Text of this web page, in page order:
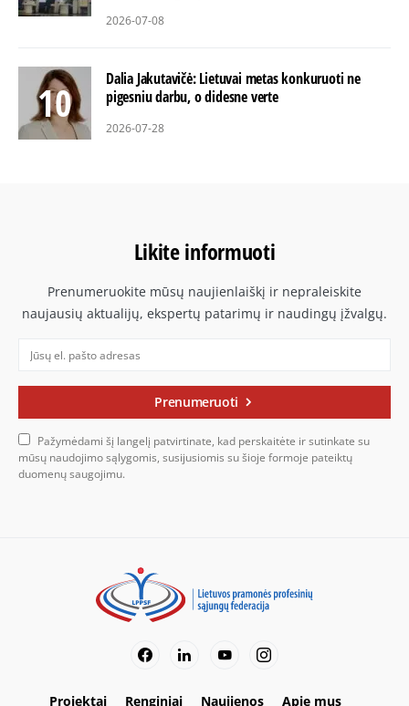
2026-07-08
Dalia Jakutavičė: Lietuvai metas konkuruoti ne
pigesniu darbu, o didesne verte
2026-07-28
Likite informuoti
Prenumeruokite mūsų naujienlaiškį ir nepraleiskite
naujausių aktualijų, ekspertų patarimų ir naudingų įžvalgų.
Prenumeruoti
Pažymėdami šį langelį patvirtinate, kad perskaitėte ir sutinkate su
mūsų naudojimo sąlygomis, susijusiomis su šioje formoje pateiktų
duomenų saugojimu.
Projektai Renginiai Naujienos Apie mus